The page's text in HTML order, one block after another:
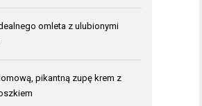
omleta z ulubionymi
pikantną zupę krem z